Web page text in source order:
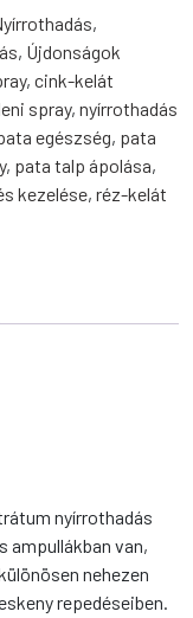
,
, Újdonságok
, cink-kelát
spray, nyírrothadás
egészség, pata
, pata talp ápolása,
kezelése, réz-kelát
nyírrothadás
ampullákban van,
nehezen
repedéseiben.